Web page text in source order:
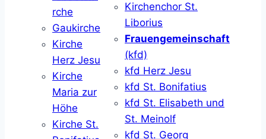
rche
Gaukirche
Kirche
Herz Jesu
Kirche
Maria zur
Höhe
Kirche St.
Kirchenchor St.
Liborius
Frauengemeinschaft
(kfd)
kfd Herz Jesu
kfd St. Bonifatius
kfd St. Elisabeth und
St. Meinolf
kfd St. Georg